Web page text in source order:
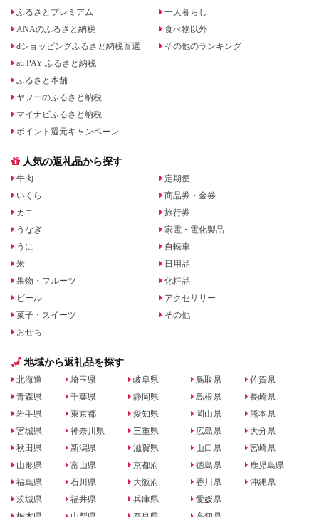
ふるさとプレミアム
ANAのふるさと納税
dショッピングふるさと納税百選
au PAY ふるさと納税
ふるさと本舗
ヤフーのふるさと納税
マイナビふるさと納税
ポイント還元キャンペーン
一人暮らし
食べ物以外
その他のランキング
人気の返礼品から探す
牛肉
いくら
カニ
うなぎ
うに
米
果物・フルーツ
ビール
菓子・スイーツ
おせち
定期便
商品券・金券
旅行券
家電・電化製品
自転車
日用品
化粧品
アクセサリー
その他
地域から返礼品を探す
北海道
青森県
岩手県
宮城県
秋田県
山形県
福島県
茨城県
埼玉県
千葉県
東京都
神奈川県
新潟県
富山県
石川県
福井県
岐阜県
静岡県
愛知県
三重県
滋賀県
京都府
大阪府
兵庫県
鳥取県
島根県
岡山県
広島県
山口県
徳島県
香川県
愛媛県
佐賀県
長崎県
熊本県
大分県
宮崎県
鹿児島県
沖縄県